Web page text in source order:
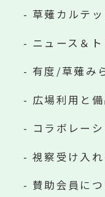
草薙カルテ
ニュース＆
有度/草薙み
広場利用と
コラボレー
視察受け入
賛助会員につ